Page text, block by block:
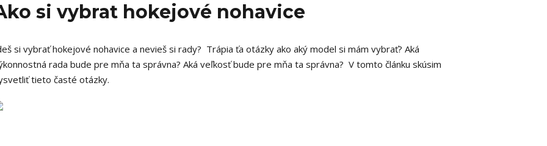
si vybrat hokejové nohavice
si vybrať hokejové nohavice a nevieš si rady? Trápia ťa otázky ako aký model si mám vybrať? Aká
rada bude pre mňa ta správna? Aká veľkosť bude pre mňa ta správna? V tomto článku skúsim
tieto časté otázky.